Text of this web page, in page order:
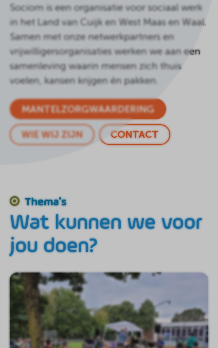
Sociom is een organisatie voor sociaal werk
in het Land van Cuijk en West Maas en Waal.
Samen met onze netwerkpartners en
vrijwilligersorganisaties werken we aan een
samenleving waarin mensen zich thuis
voelen, kansen krijgen én pakken.
MANTELZORGWAARDERING
WIE WIJ ZIJN CONTACT
Thema's
Wat kunnen we voor
jou doen?